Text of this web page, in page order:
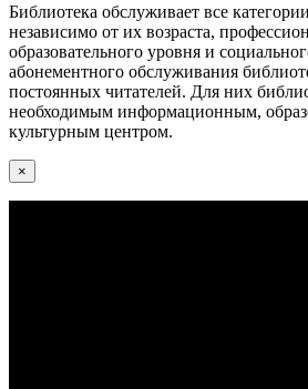
Библиотека обслуживает все
независимо от их возраста,
образовательного уровня и
абонементного обслуживания
постоянных читателей. Для них
необходимым информационным,
культурным центром.
×